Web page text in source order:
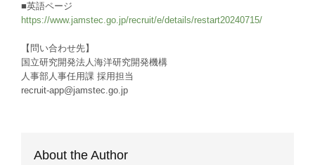
■英語ページ
https://www.jamstec.go.jp/recruit/e/details/restart20240715/
【問い合わせ先】
国立研究開発法人海洋研究開発機構
人事部人事任用課 採用担当
recruit-app@jamstec.go.jp
About the Author